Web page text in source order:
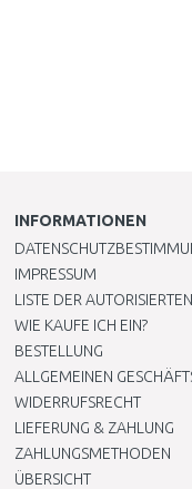
INFORMATIONEN
IMPRESSUM
LISTE DER
WIE KAUFE ICH EIN?
BESTELLUNG
ALLGEMEINEN
WIDERRUFSRECHT
LIEFERUNG & ZAHLUNG
ZAHLUNGSMETHODEN
ÜBERSICHT